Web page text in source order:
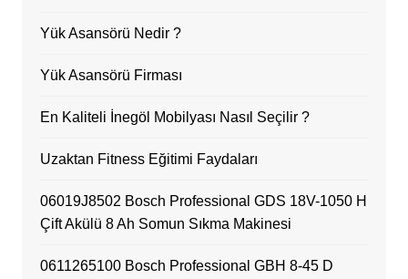
Yük Asansörü Nedir ?
Yük Asansörü Firması
En Kaliteli İnegöl Mobilyası Nasıl Seçilir ?
Uzaktan Fitness Eğitimi Faydaları
06019J8502 Bosch Professional GDS 18V-1050 H
Çift Akülü 8 Ah Somun Sıkma Makinesi
0611265100 Bosch Professional GBH 8-45 D